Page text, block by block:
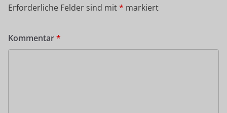
Erforderliche Felder sind mit* markiert
Kommentar*